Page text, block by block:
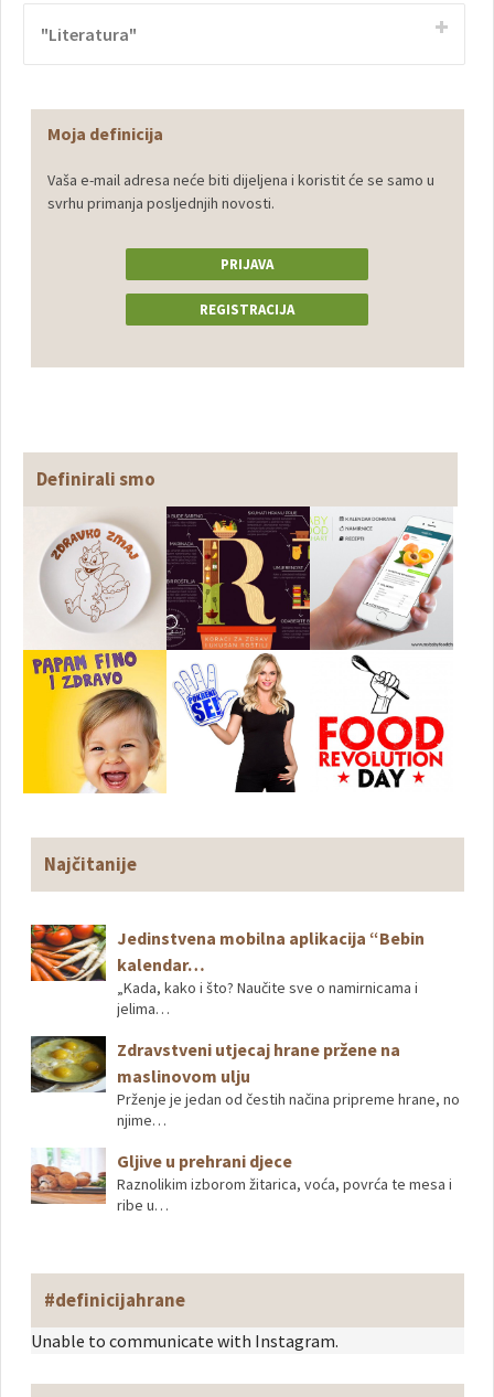
"Literatura"
Moja definicija
Vaša e-mail adresa neće biti dijeljena i koristit će se samo u
svrhu primanja posljednjih novosti.
PRIJAVA
REGISTRACIJA
Definirali smo
Najčitanije
Jedinstvena mobilna aplikacija “Bebin
kalendar…
„Kada, kako i što? Naučite sve o namirnicama i
jelima…
Zdravstveni utjecaj hrane pržene na
maslinovom ulju
Prženje je jedan od čestih načina pripreme hrane, no
njime…
Gljive u prehrani djece
Raznolikim izborom žitarica, voća, povrća te mesa i
ribe u…
#definicijahrane
Unable to communicate with Instagram.